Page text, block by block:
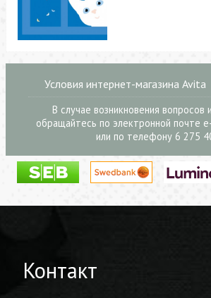
Условия интернет-магазина Avita
В случае возникновения вопросов
обращайтесь по электронной почте
или по телефону 6 275
Контакт